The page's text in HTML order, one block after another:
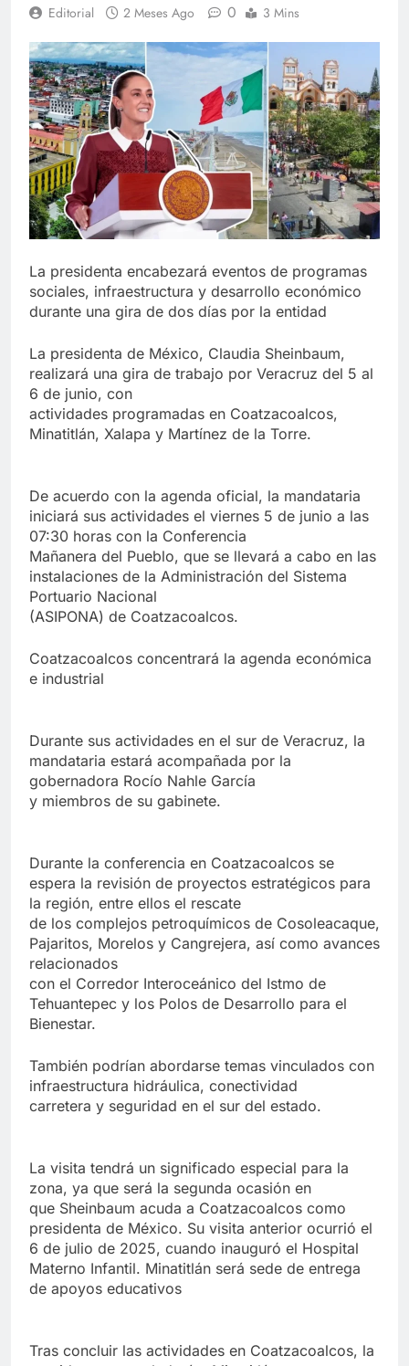
Editorial 2 Meses Ago 0 3 Mins
La presidenta encabezará eventos de programas
sociales, infraestructura y desarrollo económico
durante una gira de dos días por la entidad
La presidenta de México, Claudia Sheinbaum,
realizará una gira de trabajo por Veracruz del 5 al
6 de junio, con
actividades programadas en Coatzacoalcos,
Minatitlán, Xalapa y Martínez de la Torre.
De acuerdo con la agenda oficial, la mandataria
iniciará sus actividades el viernes 5 de junio a las
07:30 horas con la Conferencia
Mañanera del Pueblo, que se llevará a cabo en las
instalaciones de la Administración del Sistema
Portuario Nacional
(ASIPONA) de Coatzacoalcos.
Coatzacoalcos concentrará la agenda económica
e industrial
Durante sus actividades en el sur de Veracruz, la
mandataria estará acompañada por la
gobernadora Rocío Nahle García
y miembros de su gabinete.
Durante la conferencia en Coatzacoalcos se
espera la revisión de proyectos estratégicos para
la región, entre ellos el rescate
de los complejos petroquímicos de Cosoleacaque,
Pajaritos, Morelos y Cangrejera, así como avances
relacionados
con el Corredor Interoceánico del Istmo de
Tehuantepec y los Polos de Desarrollo para el
Bienestar.
También podrían abordarse temas vinculados con
infraestructura hidráulica, conectividad
carretera y seguridad en el sur del estado.
La visita tendrá un significado especial para la
zona, ya que será la segunda ocasión en
que Sheinbaum acuda a Coatzacoalcos como
presidenta de México. Su visita anterior ocurrió el
6 de julio de 2025, cuando inauguró el Hospital
Materno Infantil. Minatitlán será sede de entrega
de apoyos educativos
Tras concluir las actividades en Coatzacoalcos, la